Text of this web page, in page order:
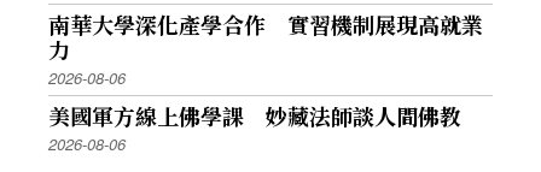
南華大學深化產學合作 實習機制展現高就業
力
2026-08-06
美國軍方線上佛學課 妙藏法師談人間佛教
2026-08-06